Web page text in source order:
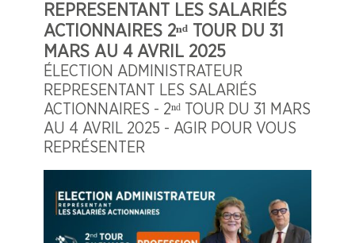
REPRESENTANT LES SALARIÉS
ACTIONNAIRES 2ⁿᵈ TOUR DU 31
MARS AU 4 AVRIL 2025
ÉLECTION ADMINISTRATEUR
REPRESENTANT LES SALARIÉS
ACTIONNAIRES - 2ⁿᵈ TOUR DU 31 MARS
AU 4 AVRIL 2025 - AGIR POUR VOUS
REPRÉSENTER